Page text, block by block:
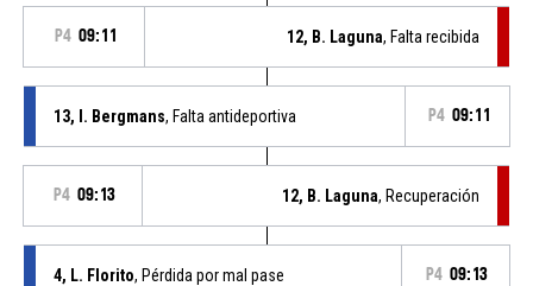
P4 09:11 12, B. Laguna, Falta recibida
13, I. Bergmans, Falta antideportiva P4 09:11
P4 09:13 12, B. Laguna, Recuperación
4, L. Florito, Pérdida por mal pase P4 09:13